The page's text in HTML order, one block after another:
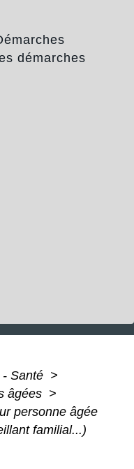
démarches
Santé >
âgées >
personne âgée
familial...)